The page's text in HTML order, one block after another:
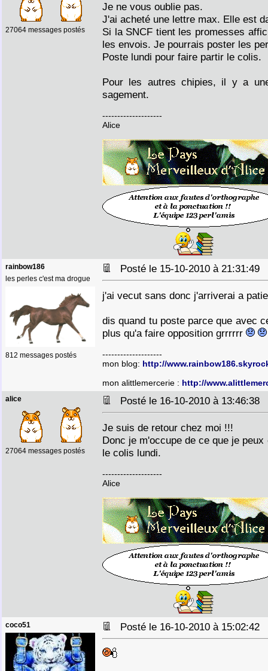
27064 messages postés
Je ne vous oublie pas.
J'ai acheté une lettre max. Elle est
Si la SNCF tient les promesses
les envois. Je pourrais poster les
Poste lundi pour faire partir le colis.
Pour les autres chipies, il y a
sagement.
--------------------
Alice
rainbow186
les perles c'est ma drogue
812 messages postés
Posté le 15-10-2010 à 21:31:49
j'ai vecut sans donc j'arriverai a
dis quand tu poste parce que avec
plus qu'a faire opposition grrrrrr
--------------------
mon blog: http://
mon alittlemercerie : http://
alice
27064 messages postés
Posté le 16-10-2010 à 13:46:38
Je suis de retour chez moi !!!
Donc je m'occupe de ce que je
le colis lundi.
--------------------
Alice
coco51 Posté le 16-10-2010 à 15:02:42